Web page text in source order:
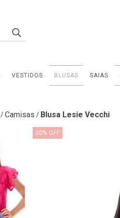
VESTIDOS BLUSAS SAIAS
/Camisas / Blusa Lesie Vecchi
30% OFF